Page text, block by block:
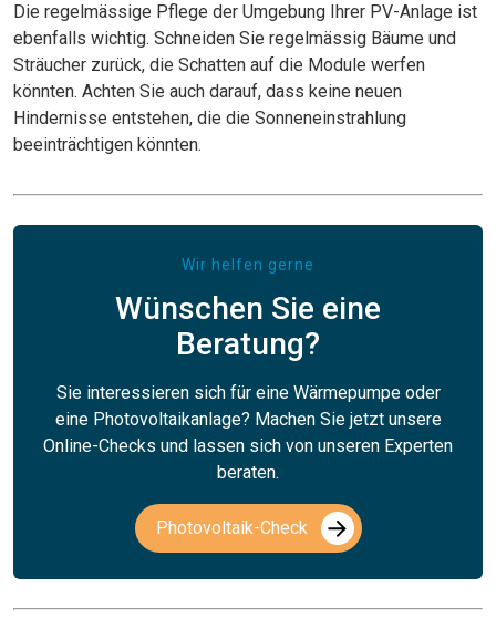
Die regelmässige Pflege der Umgebung Ihrer PV-Anlage ist
ebenfalls wichtig. Schneiden Sie regelmässig Bäume und
Sträucher zurück, die Schatten auf die Module werfen
könnten. Achten Sie auch darauf, dass keine neuen
Hindernisse entstehen, die die Sonneneinstrahlung
beeinträchtigen könnten.
Wir helfen gerne
Wünschen Sie eine
Beratung?
Sie interessieren sich für eine Wärmepumpe oder
eine Photovoltaikanlage? Machen Sie jetzt unsere
Online-Checks und lassen sich von unseren Experten
beraten.
Photovoltaik-Check